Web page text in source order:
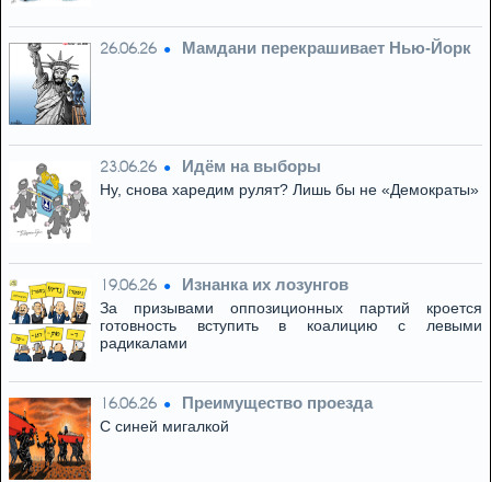
26.06.26 Мамдани перекрашивает Нью-Йорк
23.06.26 Идём на выборы
Ну, снова харедим рулят? Лишь бы не «Демократы»
19.06.26 Изнанка их лозунгов
За призывами оппозиционных партий кроется
готовность вступить в коалицию с левыми
радикалами
16.06.26 Преимущество проезда
С синей мигалкой